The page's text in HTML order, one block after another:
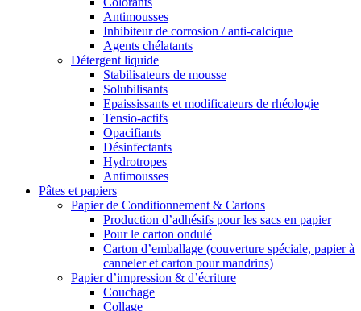
Antimousses
Inhibiteur de corrosion / anti-calcique
Agents chélatants
Détergent liquide
Stabilisateurs de mousse
Solubilisants
Epaississants et modificateurs de rhéologie
Tensio-actifs
Opacifiants
Désinfectants
Hydrotropes
Antimousses
Pâtes et papiers
Papier de Conditionnement & Cartons
Production d’adhésifs pour les sacs en papier
Pour le carton ondulé
Carton d’emballage (couverture spéciale, papier à
canneler et carton pour mandrins)
Papier d’impression & d’écriture
Couchage
Collage